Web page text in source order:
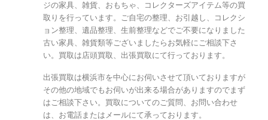
ジの家具、雑貨、おもちゃ、コレクターズアイテム等の買
取りを行っています。ご自宅の整理、お引越し、コレクシ
ョン整理、遺品整理、生前整理などでご不要になりました
古い家具、雑貨類等ございましたらお気軽にご相談下さ
い。買取は店頭買取、出張買取にて行っております。
出張買取は横浜市を中心にお伺いさせて頂いておりますが
その他の地域でもお伺いが出来る場合がありますのでまず
はご相談下さい。買取についてのご質問、お問い合わせ
は、お電話またはメールにて承っております。